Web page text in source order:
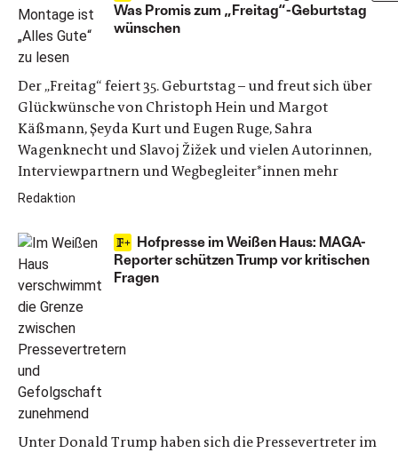
Was Promis zum „Freitag“-Geburtstag
wünschen
Der „Freitag“ feiert 35. Geburtstag – und freut sich über
Glückwünsche von Christoph Hein und Margot
Käßmann, Şeyda Kurt und Eugen Ruge, Sahra
Wagenknecht und Slavoj Žižek und vielen Autorinnen,
Interviewpartnern und Wegbegleiter*innen mehr
Redaktion
Hofpresse im Weißen Haus: MAGA-
Reporter schützen Trump vor kritischen
Fragen
Unter Donald Trump haben sich die Pressevertreter im